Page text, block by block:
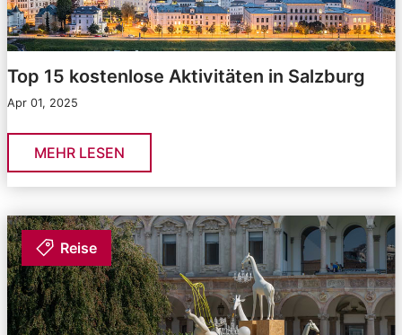
Top 15 kostenlose Aktivitäten in Salzburg
Apr 01, 2025
MEHR LESEN
Reise